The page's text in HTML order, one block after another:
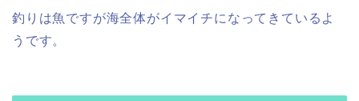
釣りは魚ですが海全体がイマイチになってきているよ
うです。